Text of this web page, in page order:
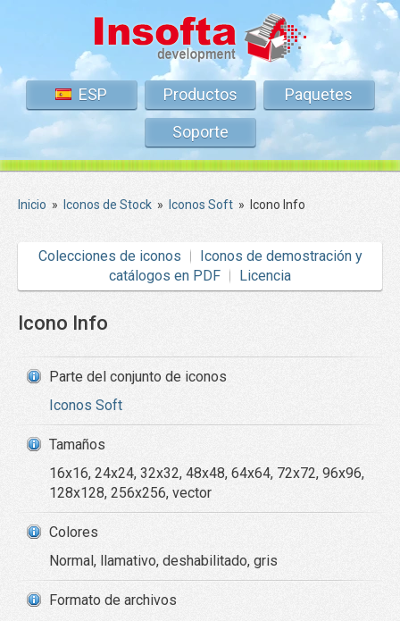
ESP Productos
Paquetes
Soporte
Inicio » Iconos de Stock » Iconos Soft » Icono Info
Colecciones de iconos
Iconos de demostración y
catálogos en PDF
Licencia
Icono Info
Parte del conjunto de iconos
Iconos Soft
Tamaños
16x16, 24x24, 32x32, 48x48, 64x64, 72x72, 96x96,
128x128, 256x256, vector
Colores
Normal, llamativo, deshabilitado, gris
Formato de archivos